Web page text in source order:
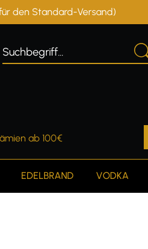
den Standard-Versand)
ab 100€
EDELBRAND VODKA